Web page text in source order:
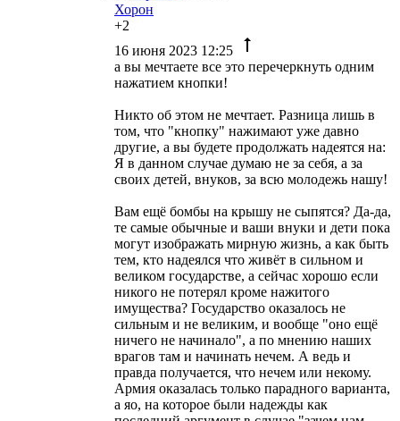
Хорон
+2
16 июня 2023 12:25
а вы мечтаете все это перечеркнуть одним
нажатием кнопки!
Никто об этом не мечтает. Разница лишь в
том, что "кнопку" нажимают уже давно
другие, а вы будете продолжать надеятся на:
Я в данном случае думаю не за себя, а за
своих детей, внуков, за всю молодежь нашу!
Вам ещё бомбы на крышу не сыпятся? Да-да,
те самые обычные и ваши внуки и дети пока
могут изображать мирную жизнь, а как быть
тем, кто надеялся что живёт в сильном и
великом государстве, а сейчас хорошо если
никого не потерял кроме нажитого
имущества? Государство оказалось не
сильным и не великим, и вообще "оно ещё
ничего не начинало", а по мнению наших
врагов там и начинать нечем. А ведь и
правда получается, что нечем или некому.
Армия оказалась только парадного варианта,
а яо, на которое были надежды как